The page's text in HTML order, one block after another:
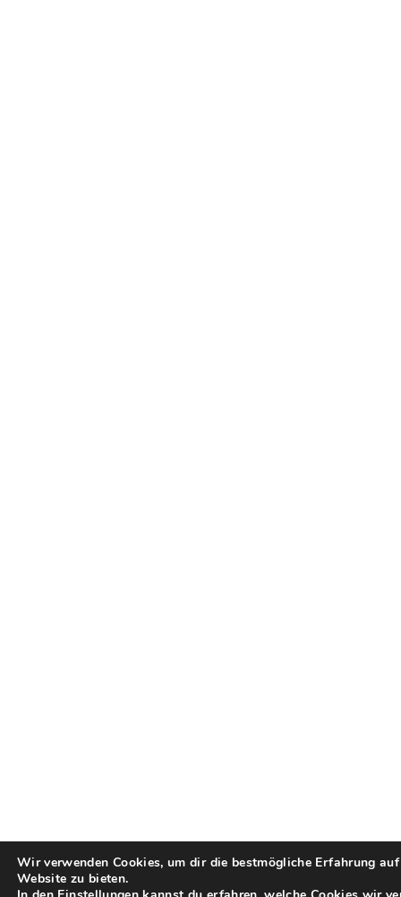
Wir verwenden Cookies, um dir die bestmögliche Erfahrung
Website zu bieten.